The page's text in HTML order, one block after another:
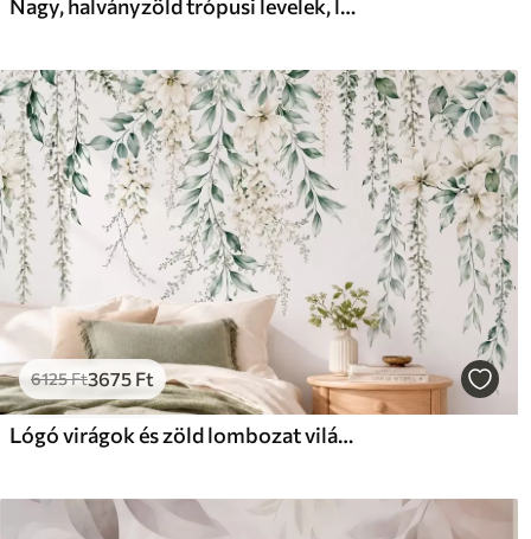
Nagy, halványzöld trópusi levelek, lágy pasztell színekkel, texturált mintázattal
6125Ft3675 Ft
Lógó virágok és zöld lombozat világos háttér előtt